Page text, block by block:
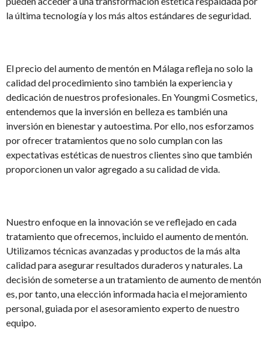
la última tecnología y los más altos estándares de seguridad.
El precio del aumento de mentón en Málaga refleja no solo la
calidad del procedimiento sino también la experiencia y
dedicación de nuestros profesionales. En Youngmi Cosmetics,
entendemos que la inversión en belleza es también una
inversión en bienestar y autoestima. Por ello, nos esforzamos
por ofrecer tratamientos que no solo cumplan con las
expectativas estéticas de nuestros clientes sino que también
proporcionen un valor agregado a su calidad de vida.
Nuestro enfoque en la innovación se ve reflejado en cada
tratamiento que ofrecemos, incluido el aumento de mentón.
Utilizamos técnicas avanzadas y productos de la más alta
calidad para asegurar resultados duraderos y naturales. La
decisión de someterse a un tratamiento de aumento de mentón
es, por tanto, una elección informada hacia el mejoramiento
personal, guiada por el asesoramiento experto de nuestro
equipo.